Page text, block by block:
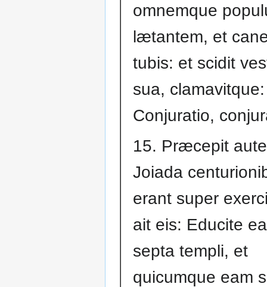
omnemque
lætantem, et
tubis: et scidit
sua, clamavitque:
Conjuratio,
15. Præcepit
Joiada
erant super
ait eis: Educite
septa templi, et
quicumque eam